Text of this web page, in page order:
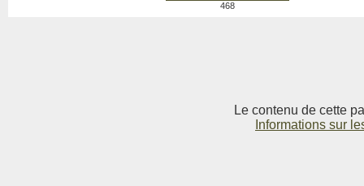
468
Le contenu de cette
Informations sur